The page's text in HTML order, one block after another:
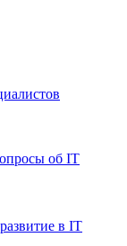
об IT
в IT